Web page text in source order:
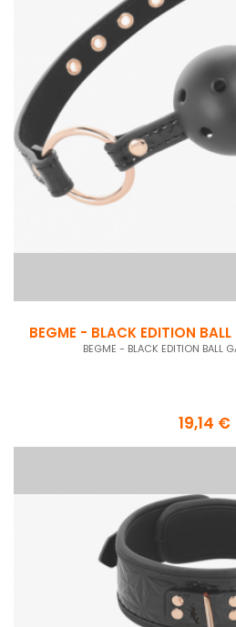
BEGME - BLACK EDITION
BEGME - BLACK EDITION BALL
19,14 €